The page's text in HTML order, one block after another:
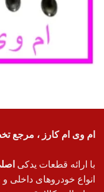
ام وی ام کارز ، مرجع
با ارائه قطعات یدکی
انواع خودروهای داخلی